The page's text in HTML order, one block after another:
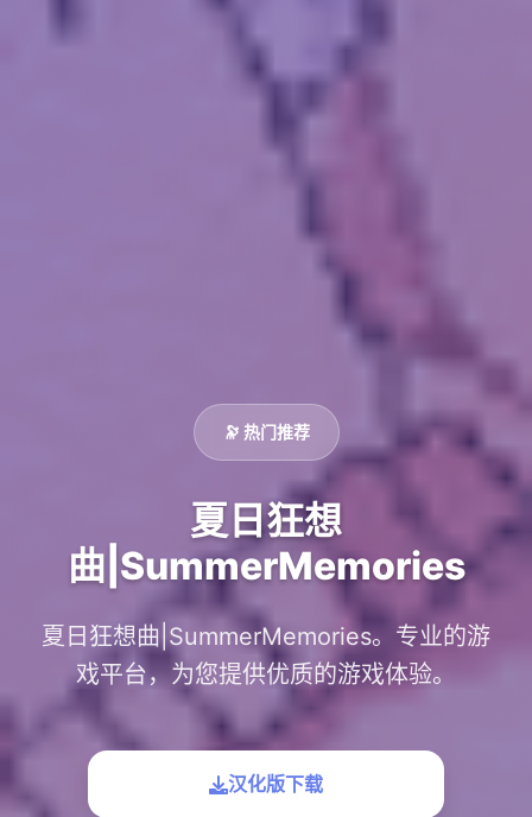
🔭 热门推荐
夏日狂想
曲|SummerMemories
夏日狂想曲|SummerMemories。专业的游
戏平台，为您提供优质的游戏体验。
汉化版下载